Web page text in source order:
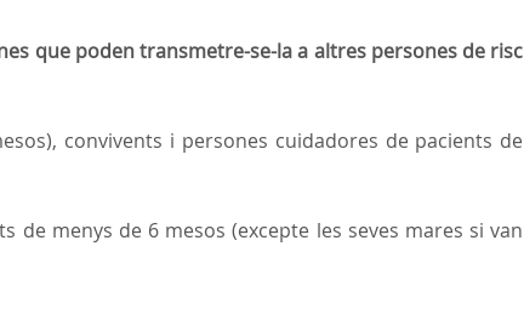
que poden transmetre-se-la a altres persones de risc
convivents i persones cuidadores de pacients de
de menys de 6 mesos (excepte les seves mares si van